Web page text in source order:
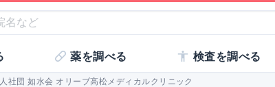
薬を調べる 検査を調べる
社団 如水会 オリーブ高松メディカルクリニック